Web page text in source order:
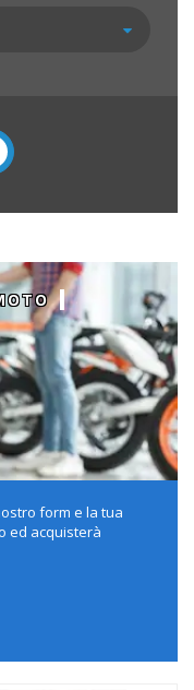
form e la tua
ed acquisterà